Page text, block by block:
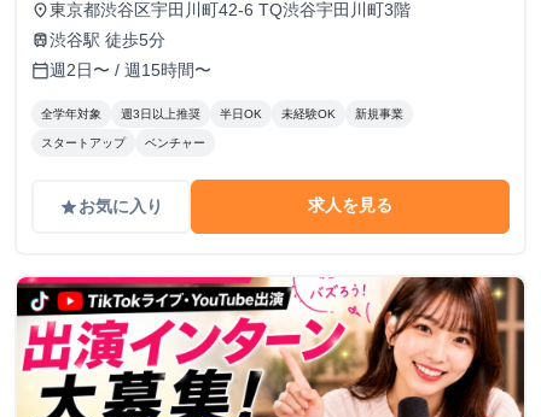
place東京都渋谷区宇田川町42-6 TQ渋谷宇田川町3階
train渋谷駅 徒歩5分
calendar_today週2日〜 / 週15時間〜
全学年対象 週3日以上推奨 半日OK 未経験OK 新規事業
スタートアップ ベンチャー
gradeお気に入り 求人を見る